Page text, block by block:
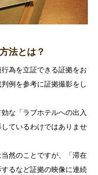
法とは？
為を立証できる証拠をお
例を参考に証拠撮影をし
な「ラブホテルへの出入
ているわけではありませ
然のことですが、「滞在
るなど証拠の映像に連続